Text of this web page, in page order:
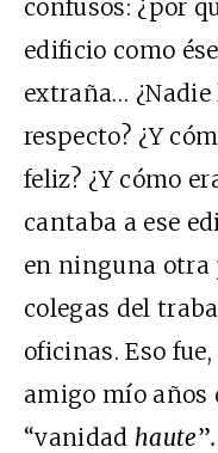
confusos: ¿por
edificio como
extraña…
respecto? ¿Y
feliz? ¿Y cómo
cantaba a ese
en ninguna otra
colegas del
oficinas. Eso
amigo mío años
“vanidad haute”.